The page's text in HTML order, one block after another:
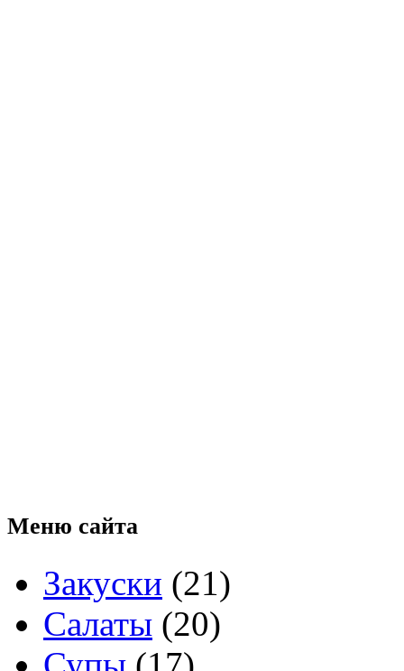
Меню сайта
Закуски (21)
Салаты (20)